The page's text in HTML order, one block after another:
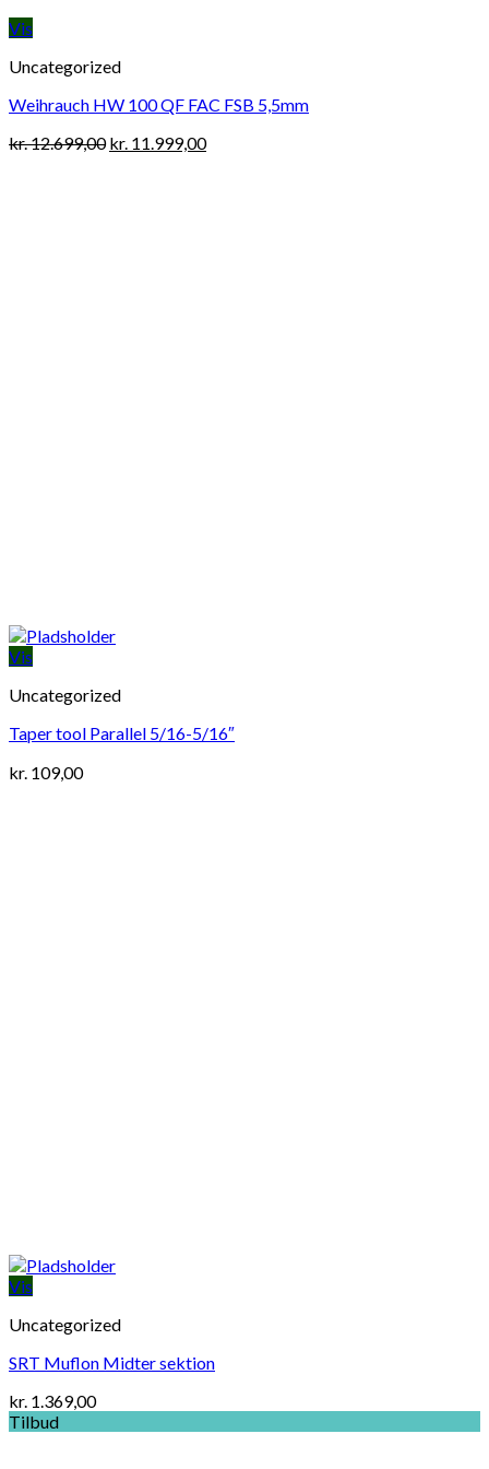
Vis
Uncategorized
Weihrauch HW 100 QF FAC FSB 5,5mm
kr.12.699,00 Original
kr. 11.999,00Current
Vis
Uncategorized
Taper tool Parallel 5/16-5/16″
kr. 109,00
Vis
Uncategorized
SRT Muflon Midter sektion
kr. 1.369,00
Tilbud